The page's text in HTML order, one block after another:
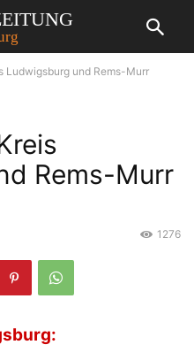
Ludwigsburg und Rems-Murr
Rems-Murr
1276